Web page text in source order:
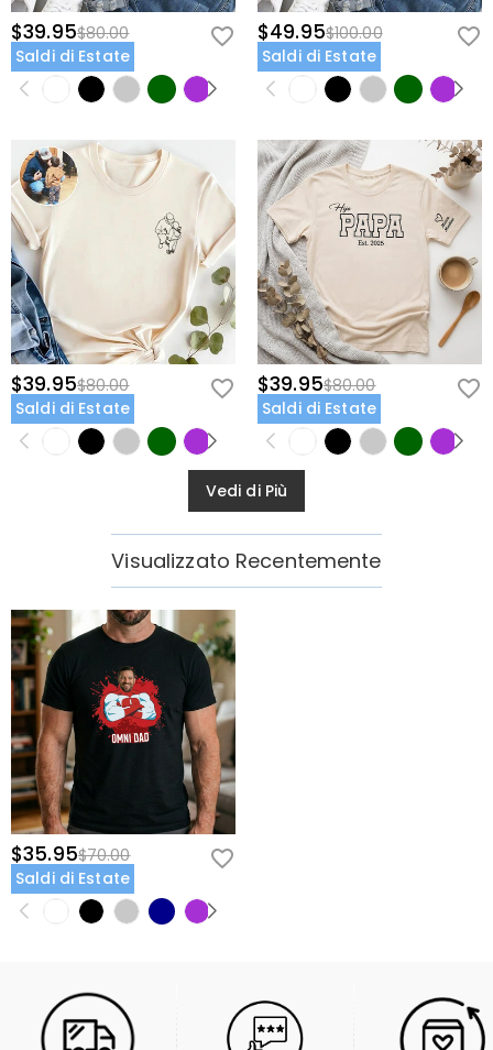
$39.95$80.00
Saldi di Estate
$49.95$100.00
Saldi di Estate
$39.95$80.00
Saldi di Estate
$39.95$80.00
Saldi di Estate
Vedi di Più
Visualizzato Recentemente
$35.95$70.00
Saldi di Estate